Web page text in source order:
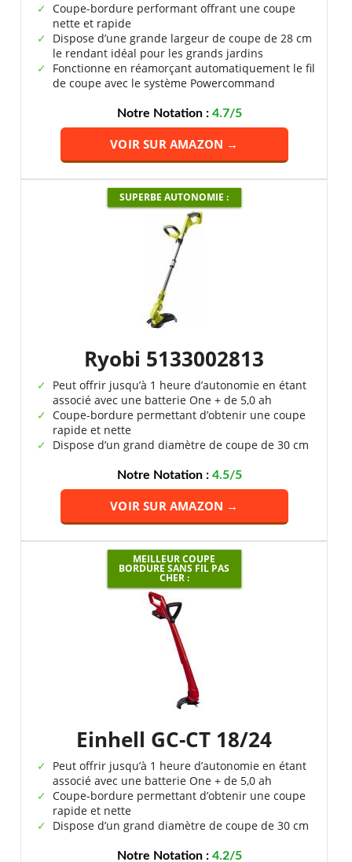
Coupe-bordure performant offrant une coupe
nette et rapide
Dispose d’une grande largeur de coupe de 28 cm
le rendant idéal pour les grands jardins
Fonctionne en réamorçant automatiquement le fil
de coupe avec le système Powercommand
Notre Notation :4.7/5
VOIR SUR AMAZON →
SUPERBE AUTONOMIE :
Ryobi 5133002813
Peut offrir jusqu’à 1 heure d’autonomie en étant
associé avec une batterie One + de 5,0 ah
Coupe-bordure permettant d’obtenir une coupe
rapide et nette
Dispose d’un grand diamètre de coupe de 30 cm
Notre Notation :4.5/5
VOIR SUR AMAZON →
MEILLEUR COUPE
BORDURE SANS FIL PAS
CHER :
Einhell GC-CT 18/24
Peut offrir jusqu’à 1 heure d’autonomie en étant
associé avec une batterie One + de 5,0 ah
Coupe-bordure permettant d’obtenir une coupe
rapide et nette
Dispose d’un grand diamètre de coupe de 30 cm
Notre Notation :4.2/5